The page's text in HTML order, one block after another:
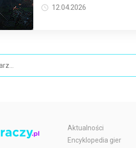
100 kilometrów kwad...
12.04.2026
Aktualności
Encyklopedia gier